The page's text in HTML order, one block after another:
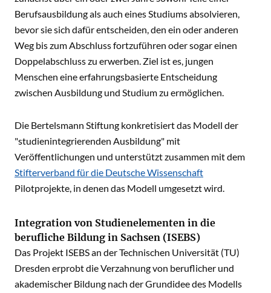
Berufsausbildung als auch eines Studiums absolvieren,
bevor sie sich dafür entscheiden, den ein oder anderen
Weg bis zum Abschluss fortzuführen oder sogar einen
Doppelabschluss zu erwerben. Ziel ist es, jungen
Menschen eine erfahrungsbasierte Entscheidung
zwischen Ausbildung und Studium zu ermöglichen.
Die Bertelsmann Stiftung konkretisiert das Modell der
"studienintegrierenden Ausbildung" mit
Veröffentlichungen und unterstützt zusammen mit dem
Stifterverband für die Deutsche Wissenschaft
Pilotprojekte, in denen das Modell umgesetzt wird.
Integration von Studienelementen in die
berufliche Bildung in Sachsen (ISEBS)
Das Projekt ISEBS an der Technischen Universität (TU)
Dresden erprobt die Verzahnung von beruflicher und
akademischer Bildung nach der Grundidee des Modells